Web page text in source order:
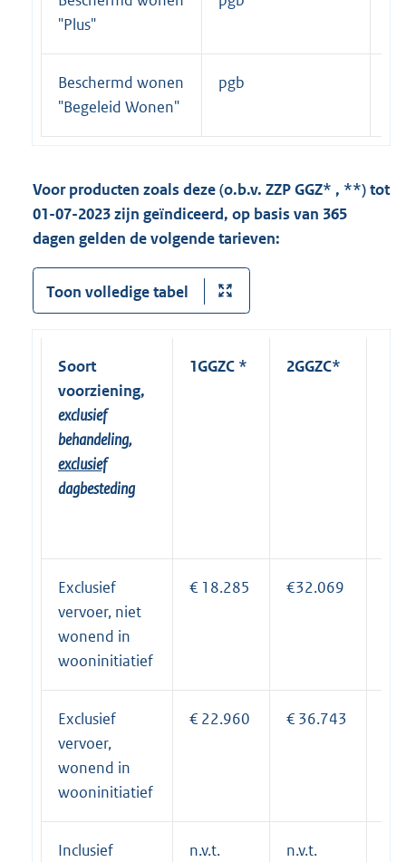
"Plus"
Beschermd wonen
"Begeleid Wonen"
pgb
Voor producten zoals deze (o.b.v. ZZP GGZ* , **) tot
01-07-2023 zijn geïndiceerd, op basis van 365
dagen gelden de volgende tarieven:
Toon volledige tabel
Soort
voorziening,
exclusief
behandeling,
exclusief
dagbesteding
1GGZC * 2GGZC*
Exclusief
vervoer, niet
wonend in
wooninitiatief
€ 18.285 €32.069
Exclusief
vervoer,
wonend in
wooninitiatief
€ 22.960 € 36.743
Inclusief
n.v.t. n.v.t.